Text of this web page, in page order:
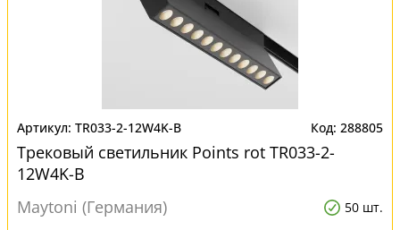
TR033-2-12W4K-B 288805
Трековый светильник Points rot TR033-2-
12W4K-B
Maytoni (Германия)
50 шт.